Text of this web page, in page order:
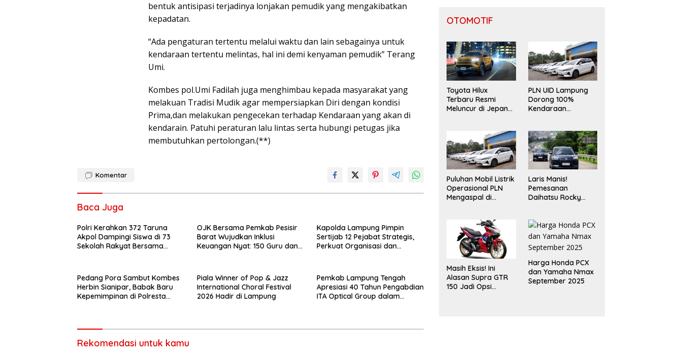
bentuk antisipasi terjadinya lonjakan pemudik yang mengakibatkan
kepadatan.
“Ada pengaturan tertentu melalui waktu dan lain sebagainya untuk
kendaraan tertentu melintas, hal ini demi kenyaman pemudik” Terang
Umi.
Kombes pol.Umi Fadilah juga menghimbau kepada masyarakat yang
melakuan Tradisi Mudik agar mempersiapkan Diri dengan kondisi
Prima,dan melakukan pengecekan terhadap Kendaraan yang akan di
kendarain. Patuhi peraturan lalu lintas serta hubungi petugas jika
membutuhkan pertolongan.(**)
Komentar
Baca Juga
Polri Kerahkan 372 Taruna
Akpol Dampingi Siswa di 73
Sekolah Rakyat Bersama
OJK Bersama Pemkab Pesisir
Barat Wujudkan Inklusi
Keuangan Nyat: 150 Guru dan
Kapolda Lampung Pimpin
Sertijab 12 Pejabat Strategis,
Perkuat Organisasi dan
Pedang Pora Sambut Kombes
Herbin Sianipar, Babak Baru
Kepemimpinan di Polresta
Piala Winner of Pop & Jazz
International Choral Festival
2026 Hadir di Lampung
Pemkab Lampung Tengah
Apresiasi 40 Tahun Pengabdian
ITA Optical Group dalam
Rekomendasi untuk kamu
OTOMOTIF
Toyota Hilux
Terbaru Resmi
Meluncur di Jepang,
PLN UID Lampung
Dorong 100%
Kendaraan
Puluhan Mobil Listrik
Operasional PLN
Mengaspal di
Emission
Laris Manis!
Pemesanan
Daihatsu Rocky
Dua Bulan
Masih Eksis! Ini
Alasan Supra GTR
150 Jadi Opsi
Harga Honda PCX
dan Yamaha Nmax
September 2025